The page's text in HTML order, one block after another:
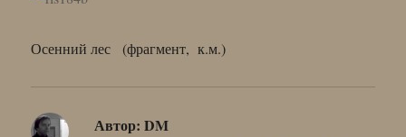
Осенний лес (фрагмент, к.м.)
Автор: DM